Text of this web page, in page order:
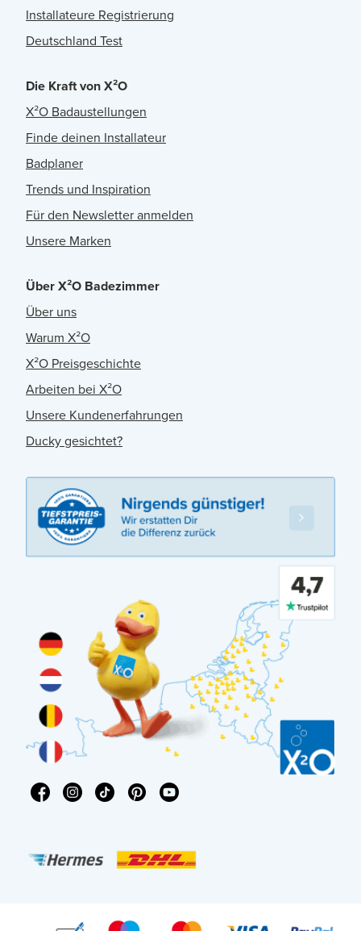
Installateure Registrierung
Deutschland Test
Die Kraft von X²O
X²O Badaustellungen
Finde deinen Installateur
Badplaner
Trends und Inspiration
Für den Newsletter anmelden
Unsere Marken
Über X²O Badezimmer
Über uns
Warum X²O
X²O Preisgeschichte
Arbeiten bei X²O
Unsere Kundenerfahrungen
Ducky gesichtet?